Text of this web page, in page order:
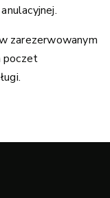
zarezerwowanym
poczet